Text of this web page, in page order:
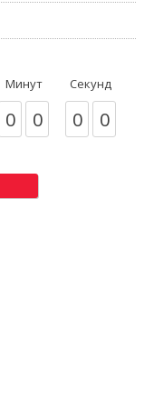
Минут
0 0
Секунд
0 0